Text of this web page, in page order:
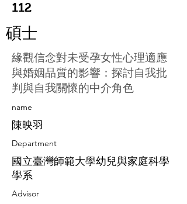
112
碩士
緣觀信念對未受孕女性心理適應
與婚姻品質的影響：探討自我批
判與自我關懷的中介角色
​name
陳映羽
Department
國立臺灣師範大學幼兒與家庭科學
學系
Advisor